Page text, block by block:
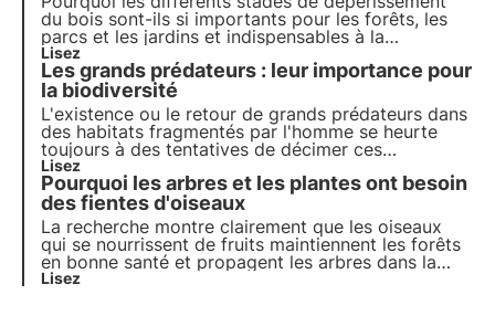
du bois sont-ils si importants pour les forêts, les
parcs et les jardins et indispensables à la
biodiversité de la faune et de la flore ? En laissant
le vieux bois sur place, l'homme peut-il revaloriser
les forêts, les parcs et les jardins pour les plantes
et les animaux ?
Lisez
Les grands prédateurs : leur importance pour
la biodiversité
L'existence ou le retour de grands prédateurs dans
des habitats fragmentés par l'homme se heurte
toujours à des tentatives de décimer ces
prédateurs, de ne pas les protéger ou de ne plus
jamais les introduire, alors qu'ils jouent à l'origine
un rôle important dans de nombreux écosystèmes.
Lisez
Pourquoi les arbres et les plantes ont besoin
des fientes d'oiseaux
La recherche montre clairement que les oiseaux
qui se nourrissent de fruits maintiennent les forêts
en bonne santé et propagent les arbres dans la
forêt et au-delà. Mais malheureusement, certaines
Lisez